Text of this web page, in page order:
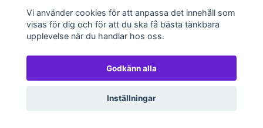
Sociala medier
© 2026 TextilpoolenPowered by Quickbutik
Vi använder cookies för att anpassa det innehåll som
visas för dig och för att du ska få bästa tänkbara
upplevelse när du handlar hos oss.
Godkänn alla
Inställningar